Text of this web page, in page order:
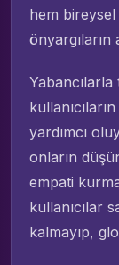
hem bireysel
önyargıların
Yabancılarla
yardımcı
onların
empati
kullanıcılar
kalmayıp,